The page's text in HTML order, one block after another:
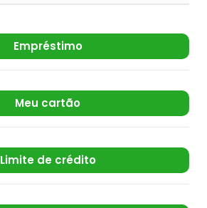
Empréstimo
Meu cartão
Limite de crédito